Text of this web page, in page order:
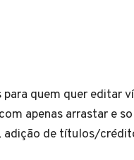
quem quer editar
apenas arrastar e
de títulos/